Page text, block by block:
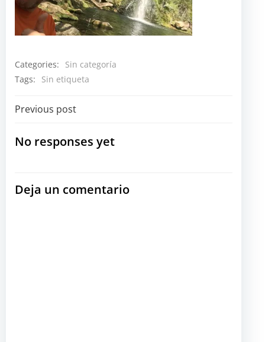
Categories:
Sin categoría
Tags:
Sin etiqueta
Navegación
por
entradas
Previous post
No responses yet
Deja un comentario